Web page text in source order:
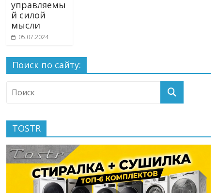
управляемы
й силой
мысли
05.07.2024
Поиск по сайту:
TOSTR